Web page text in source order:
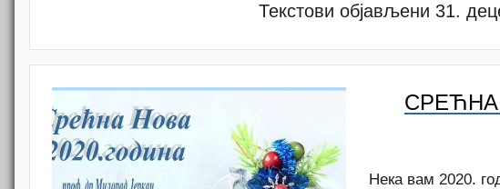
Текстови објављени 31.
СРЕЋНA
Нека вам 2020.